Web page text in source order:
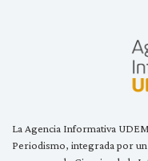
La Agencia Informativa
Periodismo, integrada por